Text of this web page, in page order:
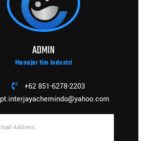
ADMIN
Manajer tim industri
+62 851-6278-2203
pt.interjayachemindo@yahoo.com